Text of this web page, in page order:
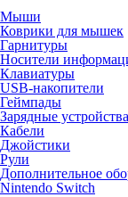
Мыши
Коврики для мышек
Гарнитуры
Носители
Клавиатуры
USB-накопители
Геймпады
Зарядные устройства
Кабели
Джойстики
Рули
Дополнительное
Nintendo Switch